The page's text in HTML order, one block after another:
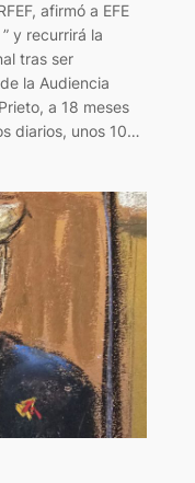
afirmó a EFE
y recurrirá la
tras ser
la Audiencia
a 18 meses
diarios, unos 10…